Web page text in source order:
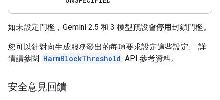
如未設定門檻，Gemini 2.5 和 3 模型預設會停用封鎖門檻。
您可以針對向生成服務發出的每項要求設定這些設定。 詳
情請參閱 HarmBlockThreshold API 參考資料。
安全意見回饋